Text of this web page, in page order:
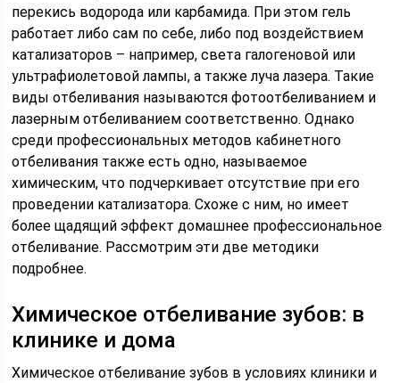
перекись водорода или карбамида. При этом гель
работает либо сам по себе, либо под воздействием
катализаторов – например, света галогеновой или
ультрафиолетовой лампы, а также луча лазера. Такие
виды отбеливания называются фотоотбеливанием и
лазерным отбеливанием соответственно. Однако
среди профессиональных методов кабинетного
отбеливания также есть одно, называемое
химическим, что подчеркивает отсутствие при его
проведении катализатора. Схоже с ним, но имеет
более щадящий эффект домашнее профессиональное
отбеливание. Рассмотрим эти две методики
подробнее.
Химическое отбеливание зубов: в
клинике и дома
Химическое отбеливание зубов в условиях клиники и